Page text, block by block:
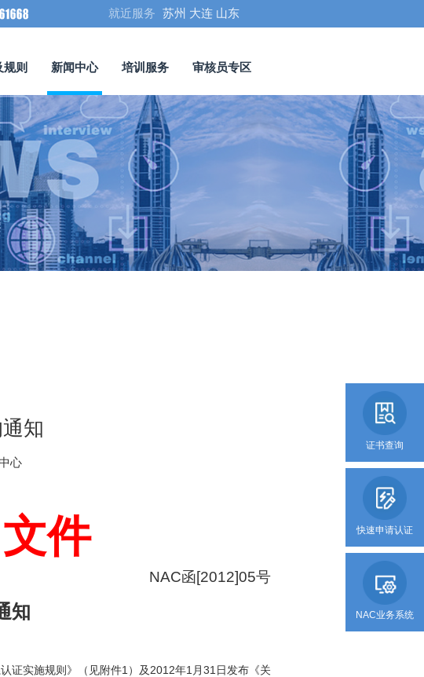
就近服务 苏州 大连 山东
则 新闻中心 培训服务 审核员专区
知
心
件
NAC函[2012]05号
知
证实施规则》（见附件1）及2012年1月31日发布《关
证书查询
快速申请认证
NAC业务系统